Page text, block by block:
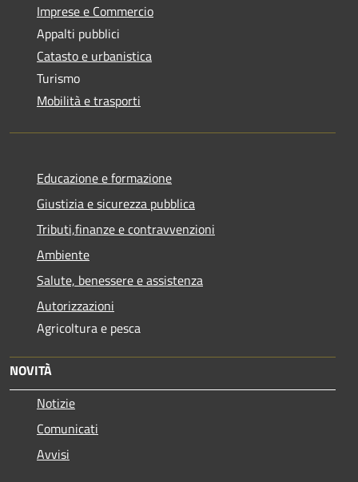
Imprese e Commercio
Appalti pubblici
Catasto e urbanistica
Turismo
Mobilità e trasporti
Educazione e formazione
Giustizia e sicurezza pubblica
Tributi,finanze e contravvenzioni
Ambiente
Salute, benessere e assistenza
Autorizzazioni
Agricoltura e pesca
NOVITÀ
Notizie
Comunicati
Avvisi